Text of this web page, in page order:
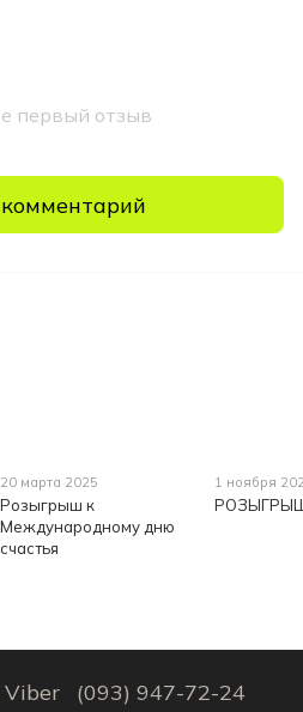
первый отзыв
20 марта 2025
Розыгрыш к
Международному дню
счастья
1 ноября
(093) 947-72-24